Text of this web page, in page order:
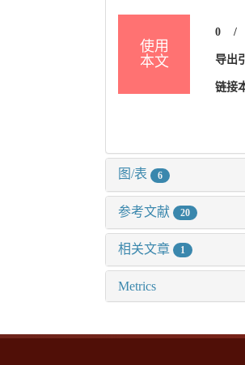
使用
本文
0/
导出
链接
图/表 6
参考文献 20
相关文章 1
Metrics